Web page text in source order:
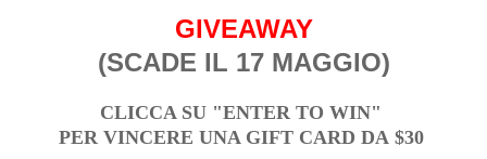
GIVEAWAY
(SCADE IL 17 MAGGIO)
CLICCA SU "ENTER TO WIN"
PER VINCERE UNA GIFT CARD DA $30